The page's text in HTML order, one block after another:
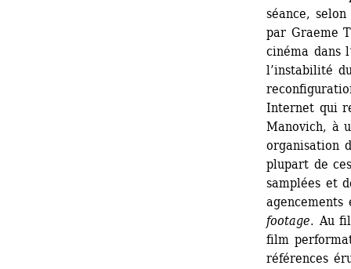
séance,
par Graeme
cinéma dans
l’instabilité
Internet qui
Manovich, à
organisation
plupart de
samplées et
footage. Au
film
références